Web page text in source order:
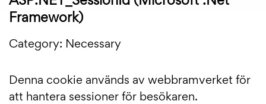
Framework)
Category: Necessary
Denna cookie används av webbramverket för
att hantera sessioner för besökaren.